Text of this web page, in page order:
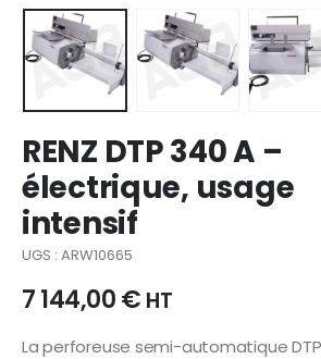
RENZ DTP 340 A –
électrique, usage
intensif
UGS : ARW10665
7 144,00€ HT
La perforeuse semi-automatique